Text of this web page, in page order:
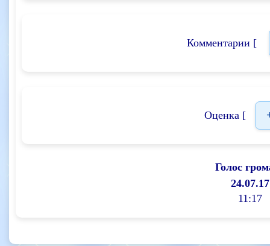
Комментарии [
Оценка [
Голос
24.07.17
11:17